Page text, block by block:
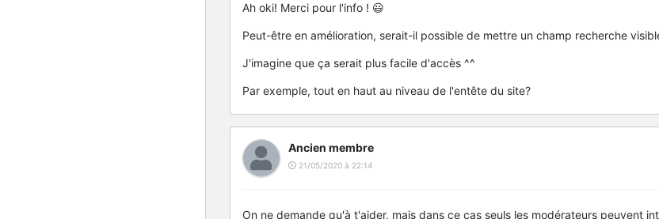
Ah oki! Merci pour l'info ! 😃
Peut-être en amélioration, serait-il possible de mettre un champ recherche
J'imagine que ça serait plus facile d'accès ^^
Par exemple, tout en haut au niveau de l'entête du site?
Ancien membre
21/05/2020 à 22:14
On ne demande qu'à t'aider, mais dans ce cas seuls les modérateurs peuvent